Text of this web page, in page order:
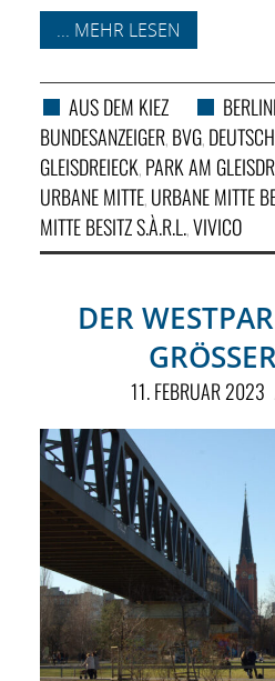
... MEHR LESEN
AUS DEM KIEZ
BUNDESANZEIGER, BVG,
GLEISDREIECK, PARK AM
URBANE MITTE, URBANE MITTE
MITTE BESITZ S.À.R.L.,VIVICO
DER
GRÖSSER
11. FEBRUAR 2023